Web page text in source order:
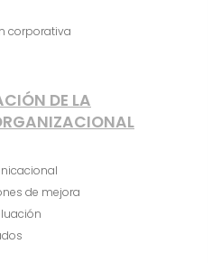
corporativa
DE LA
de mejora